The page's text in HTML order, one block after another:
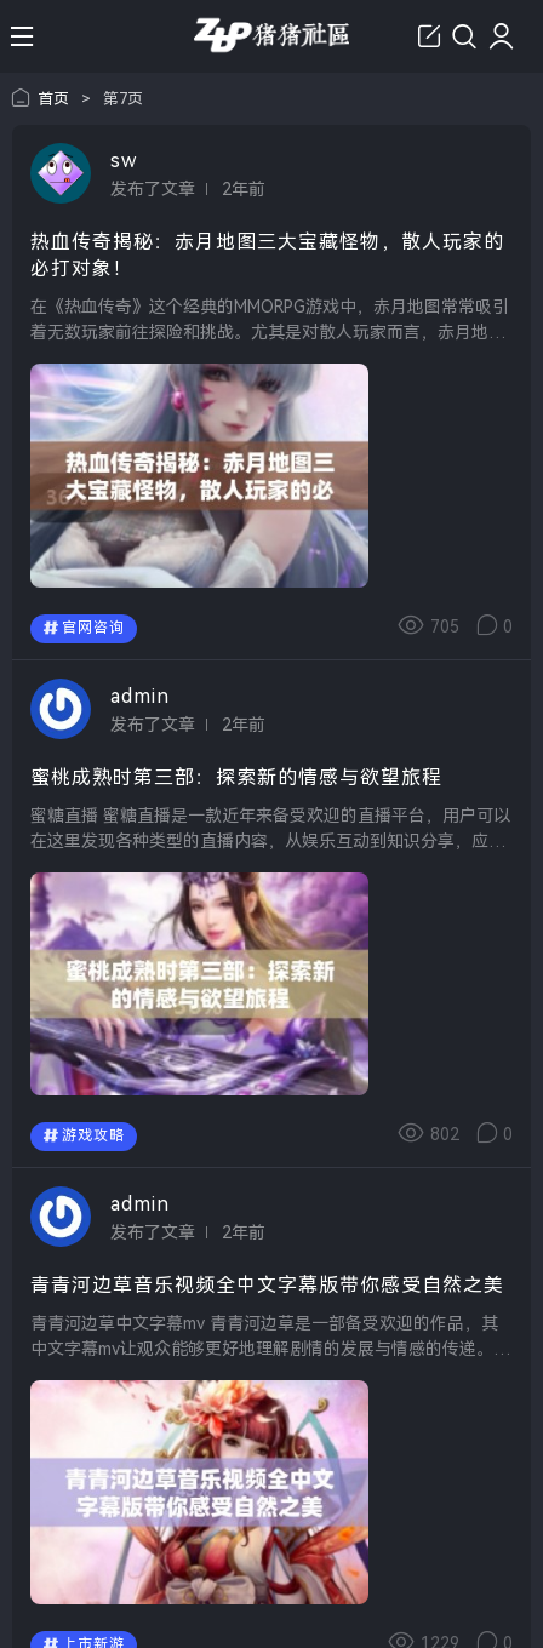
首页 > 第7页
sw
发布了文章 2年前
热血传奇揭秘：赤月地图三大宝藏怪物，散人玩家的
必打对象！
在《热血传奇》这个经典的MMORPG游戏中，赤月地图常常吸引
着无数玩家前往探险和挑战。尤其是对散人玩家而言，赤月地图
额的经验值，还有着丰富的掉落物品，从而成为散人玩家追...
官网咨询 705 0
admin
发布了文章 2年前
蜜桃成熟时第三部：探索新的情感与欲望旅程
蜜糖直播 蜜糖直播是一款近年来备受欢迎的直播平台，用户可以
在这里发现各种类型的直播内容，从娱乐互动到知识分享，应有
为了许多年轻人的社交新选择。 蜜丝...
游戏攻略 802 0
admin
发布了文章 2年前
青青河边草音乐视频全中文字幕版带你感受自然之美
青青河边草中文字幕mv 青青河边草是一部备受欢迎的作品，其
中文字幕mv让观众能够更好地理解剧情的发展与情感的传递。通
光。在观看时，中文字幕不仅让非母语观众更易...
上市新游 1229 0